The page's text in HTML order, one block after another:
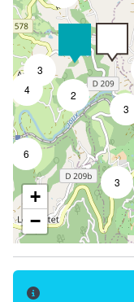
3
2
3
4
6
3
+
−